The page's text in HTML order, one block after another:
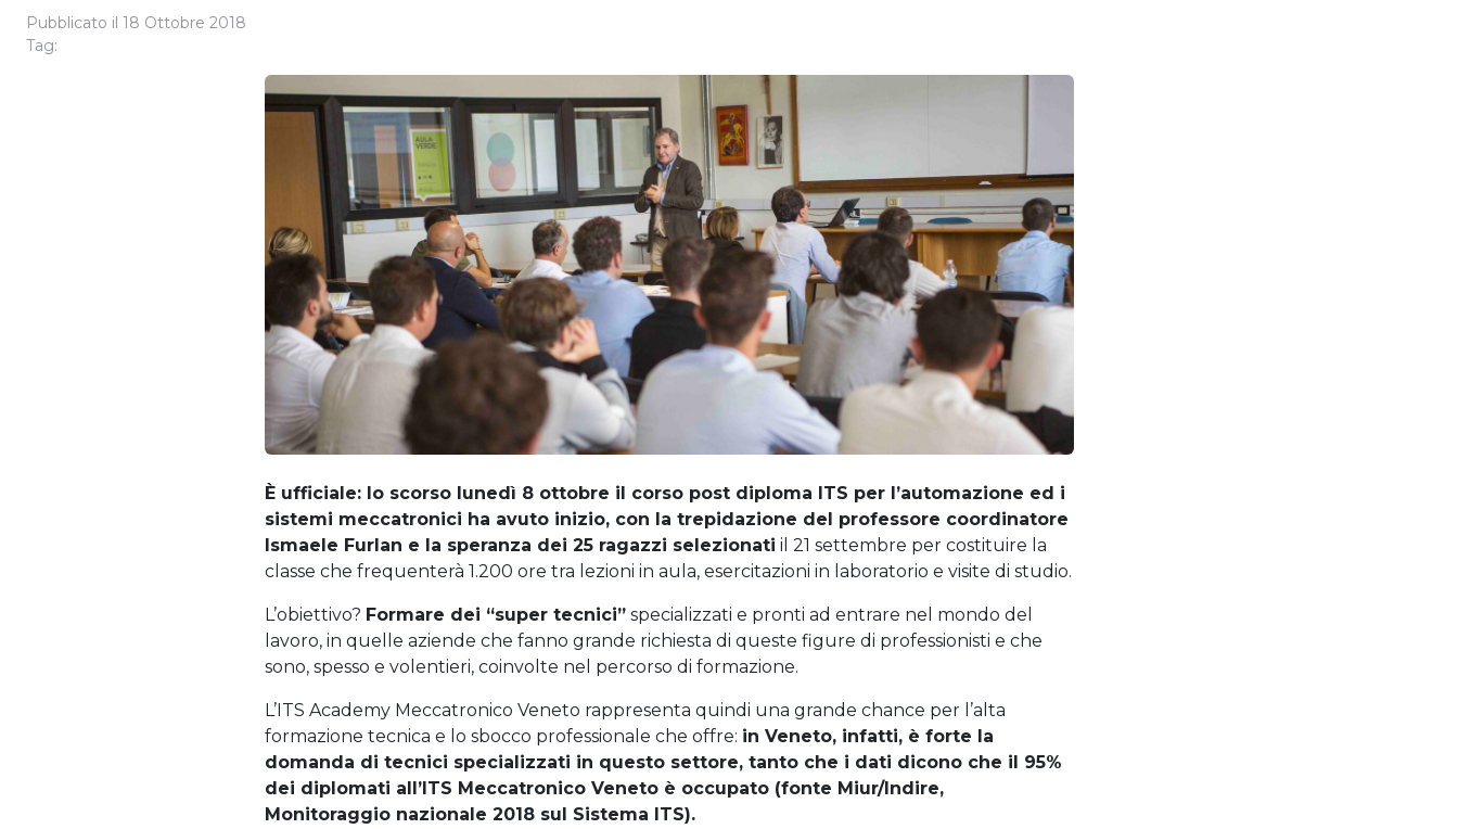
Pubblicato il 18 Ottobre 2018
Tag:
È ufficiale: lo scorso lunedì 8 ottobre il corso post diploma ITS per l’automazione ed i
sistemi meccatronici ha avuto inizio, con la trepidazione del professore coordinatore
Ismaele Furlan e la speranza dei 25 ragazzi selezionati il 21 settembre per costituire la
classe che frequenterà 1.200 ore tra lezioni in aula, esercitazioni in laboratorio e visite di studio.
L’obiettivo? Formare dei “super tecnici” specializzati e pronti ad entrare nel mondo del
lavoro, in quelle aziende che fanno grande richiesta di queste figure di professionisti e che
sono, spesso e volentieri, coinvolte nel percorso di formazione.
L’ITS Academy Meccatronico Veneto rappresenta quindi una grande chance per l’alta
formazione tecnica e lo sbocco professionale che offre: in Veneto, infatti, è forte la
domanda di tecnici specializzati in questo settore, tanto che i dati dicono che il 95%
dei diplomati all’ITS Meccatronico Veneto è occupato (fonte Miur/Indire,
Monitoraggio nazionale 2018 sul Sistema ITS).